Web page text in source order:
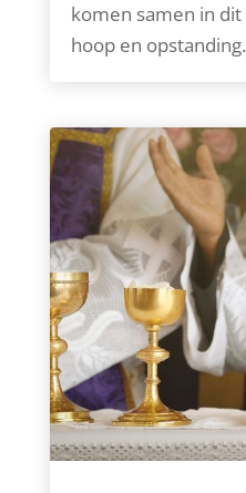
komen samen in
hoop en opstanding.